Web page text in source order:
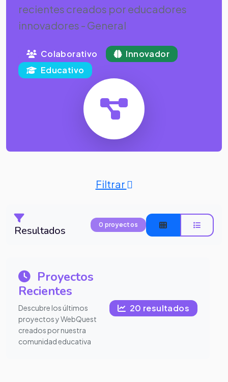
recientes creados por educadores
innovadores - General
Colaborativo
Innovador
Educativo
Filtrar
Resultados 0 proyectos
Proyectos
Recientes
Descubre los últimos
proyectos y WebQuest
creados por nuestra
comunidad educativa
20 resultados